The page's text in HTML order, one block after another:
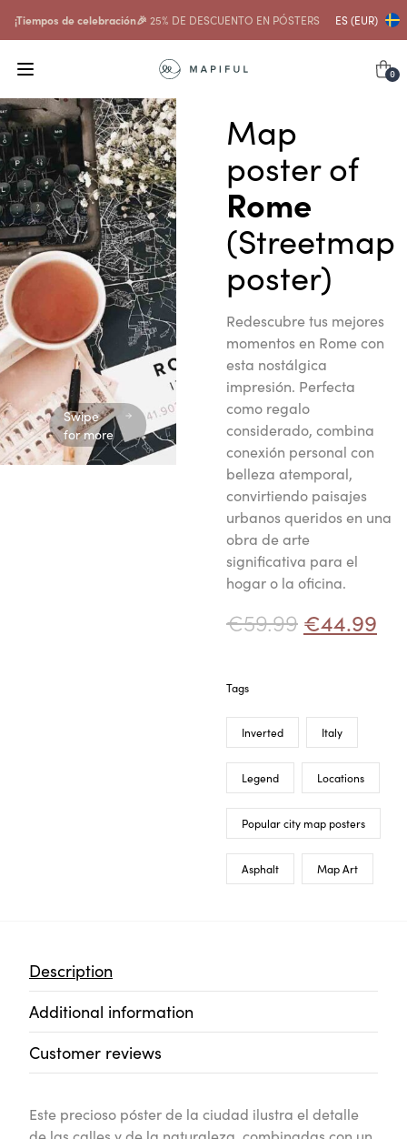
¡Tiempos de celebración🎉 25% DE DESCUENTO EN PÓSTERS ES (EUR)
0
Swipe
for more
Map
poster of
Rome
(Streetmap
poster)
Redescubre tus mejores
momentos en Rome con
esta nostálgica
impresión. Perfecta
como regalo
considerado, combina
conexión personal con
belleza atemporal,
convirtiendo paisajes
urbanos queridos en una
obra de arte
significativa para el
hogar o la oficina.
€59.99 €44.99
Tags
Inverted Italy
Legend Locations
Popular city map posters
Asphalt Map Art
Description
Additional information
Customer reviews
Este precioso póster de la ciudad ilustra el detalle